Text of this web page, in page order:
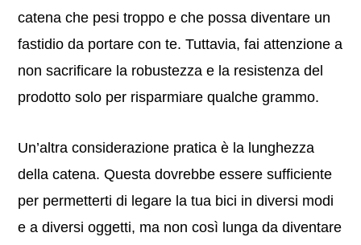
catena che pesi troppo e che possa diventare un
fastidio da portare con te. Tuttavia, fai attenzione a
non sacrificare la robustezza e la resistenza del
prodotto solo per risparmiare qualche grammo.
Un’altra considerazione pratica è la lunghezza
della catena. Questa dovrebbe essere sufficiente
per permetterti di legare la tua bici in diversi modi
e a diversi oggetti, ma non così lunga da diventare